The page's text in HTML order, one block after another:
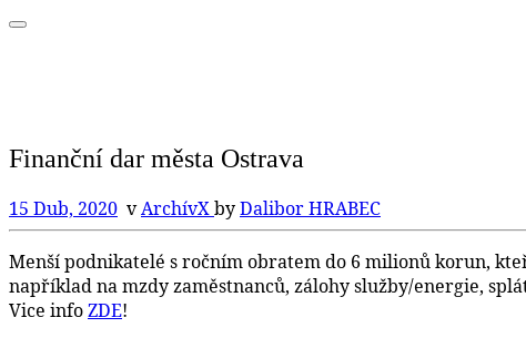
Finanční dar města Ostrava
15 Dub, 2020 vArchívXbyDalibor HRABEC
Menší podnikatelé s ročním obratem do 6 milionů korun,
například na mzdy zaměstnanců, zálohy služby/energie,
Vice infoZDE!